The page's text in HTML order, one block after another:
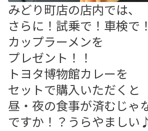
みどり町店の店内では、
さらに！試乗で！車検で！
カップラーメンを
プレゼント！！
トヨタ博物館カレーを
セットで購入いただくと
昼・夜の食事が済むじゃ
ですか！？うらやましい